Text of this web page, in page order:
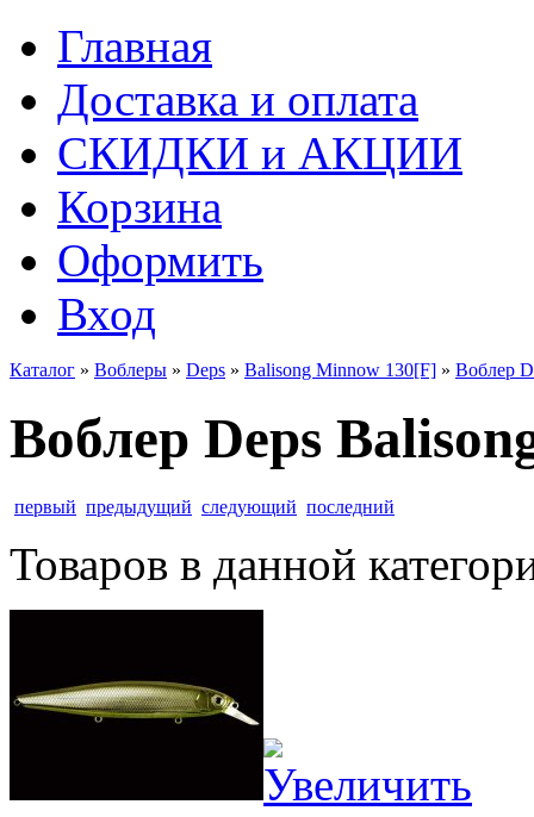
Главная
Доставка и оплата
СКИДКИ и АКЦИИ
Корзина
Оформить
Вход
Каталог » Воблеры » Deps » Balisong Minnow 130[F] » Воблер
Воблер Deps
первый предыдущий следующий последний
Товаров в данной